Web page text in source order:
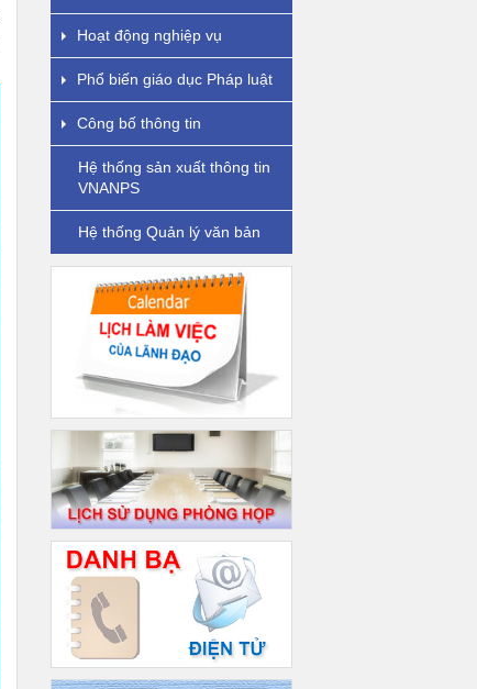
Hoạt động nghiệp vụ
Phổ biến giáo dục Pháp luật
Công bố thông tin
Hệ thống sản xuất thông tin
VNANPS
Hệ thống Quản lý văn bản